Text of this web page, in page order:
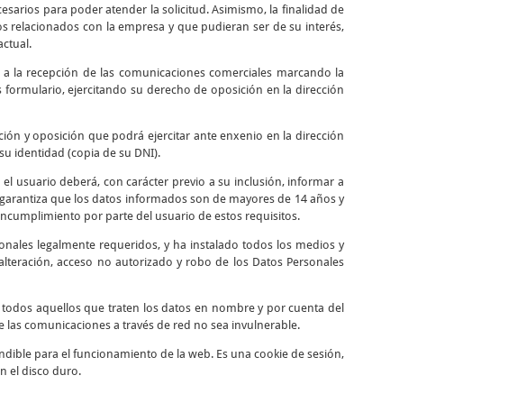
para poder atender la solicitud. Asimismo, la finalidad de
relacionados con la empresa y que pudieran ser de su interés,
recepción de las comunicaciones comerciales marcando la
ejercitando su derecho de oposición en la dirección
y oposición que podrá ejercitar ante enxenio en la dirección
identidad (copia de su DNI).
usuario deberá, con carácter previo a su inclusión, informar a
que los datos informados son de mayores de 14 años y
por parte del usuario de estos requisitos.
legalmente requeridos, y ha instalado todos los medios y
acceso no autorizado y robo de los Datos Personales
aquellos que traten los datos en nombre y por cuenta del
comunicaciones a través de red no sea invulnerable.
para el funcionamiento de la web. Es una cookie de sesión,
el disco duro.